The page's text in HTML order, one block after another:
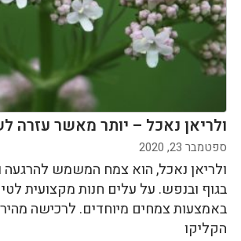
ולריאן נאכל – יותר מאשר עזרה
ספטמבר 23, 2020
ולריאן נאכל, הוא צמח המשמש
בגוף ובנפש. על עלים חנות מקצועית
באמצעות צמחים מיוחדים. לרכישה
הקליקו